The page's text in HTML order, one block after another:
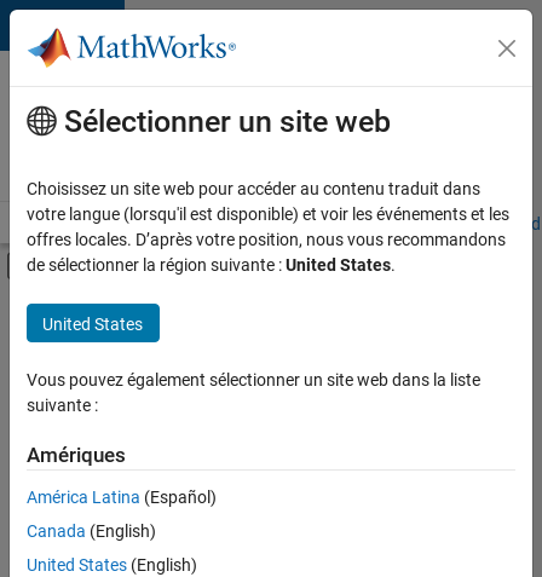
Passer au contenu
Votre
carrière
chez
Accueil Explorer nos opportunités Adresses de nos bureaux
Activer/désactiver l'affichage du menu
Contenu principal
FILTRER PAR
Programme destiné aux nouvelles carrières (EDG)
Ingénierie de la qualité
Applications et services web
Enregistrer
Sélectionner un site web
Choisissez un site web pour accéder au contenu traduit dans
votre langue (lorsqu'il est disponible) et voir les événements et les
offres locales. D’après votre position, nous vous recommandons
de sélectionner la région suivante :United States.
United States
Vous pouvez également sélectionner un site web dans la liste
suivante :
Amériques
América Latina (Español)
Canada (English)
United States (English)